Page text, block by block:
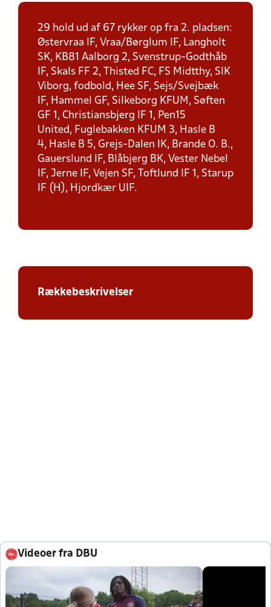
29 hold ud af 67 rykker op fra 2. pladsen:
Østervraa IF, Vraa/Børglum IF, Langholt
SK, KB81 Aalborg 2, Svenstrup-Godthåb
IF, Skals FF 2, Thisted FC, FS Midtthy, SIK
Viborg, fodbold, Hee SF, Sejs/Svejbæk
IF, Hammel GF, Silkeborg KFUM, Søften
GF 1, Christiansbjerg IF 1, Pen15
United, Fuglebakken KFUM 3, Hasle B
4, Hasle B 5, Grejs-Dalen IK, Brande O. B.,
Gauerslund IF, Blåbjerg BK, Vester Nebel
IF, Jerne IF, Vejen SF, Toftlund IF 1, Starup
IF (H), Hjordkær UIF.
Rækkebeskrivelser
Videoer fra DBU